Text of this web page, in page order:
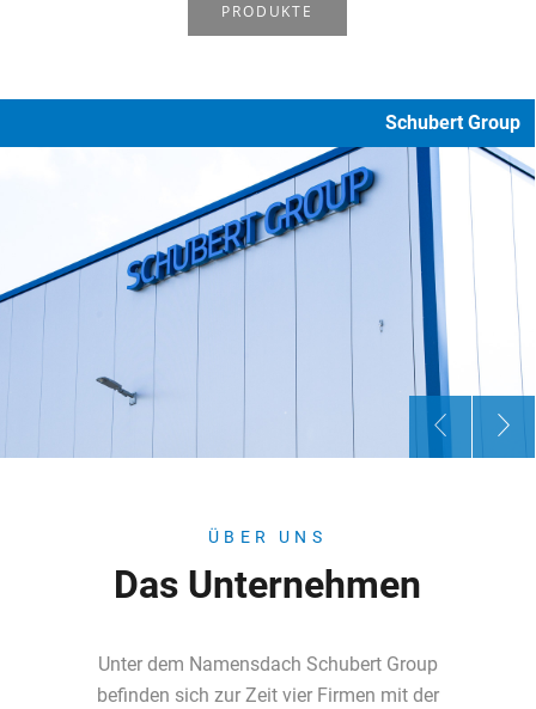
PRODUKTE
Schubert Group
ÜBER UNS
Das Unternehmen
Unter dem Namensdach Schubert Group
befinden sich zur Zeit vier Firmen mit der